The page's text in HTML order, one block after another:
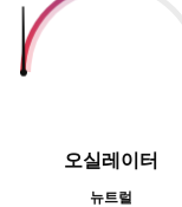
오실레이터
뉴트럴